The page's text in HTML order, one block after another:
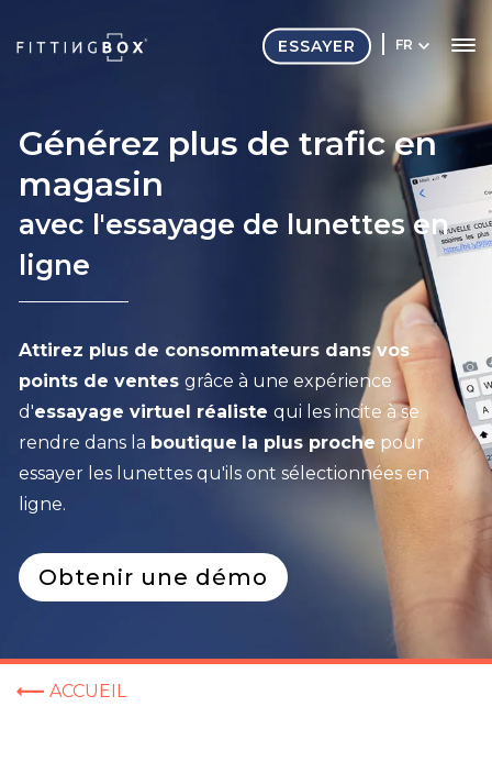
FR
ESSAYER
Générez plus de trafic en
magasin
avec l'essayage de lunettes en
ligne
Attirez plus de consommateurs dans vos
points de ventes grâce à une expérience
d'essayage virtuel réaliste qui les incite à se
rendre dans la boutique la plus proche pour
essayer les lunettes qu'ils ont sélectionnées en
ligne.
Obtenir une démo
ACCUEIL